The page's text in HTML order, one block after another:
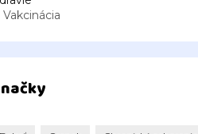
Vakcinácia